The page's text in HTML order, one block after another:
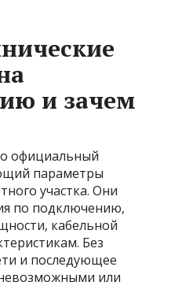
и зачем
официальный
параметры
участка. Они
по подключению,
кабельной
Без
и последующее
или